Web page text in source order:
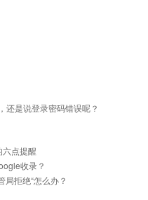
还是说登录密码错误呢？
点提醒
收录？
局拒绝“怎么办？